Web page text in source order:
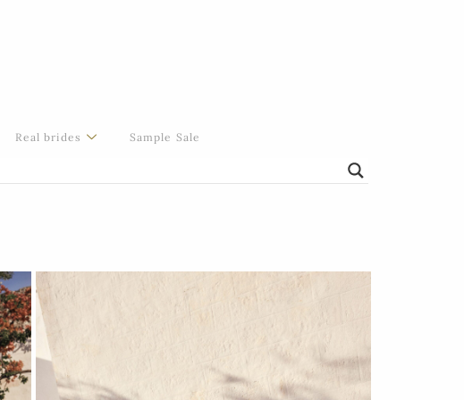
Real brides Sample Sale